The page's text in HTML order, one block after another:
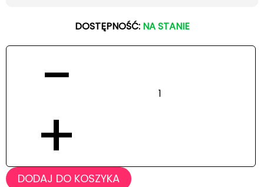
DOSTĘPNOŚĆ: NA STANIE
−
+
DODAJ DO KOSZYKA